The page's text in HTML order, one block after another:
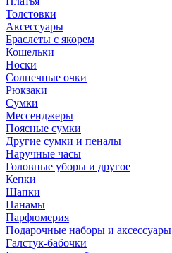
Толстовки
Аксессуары
Браслеты с якорем
Кошельки
Носки
Солнечные очки
Рюкзаки
Сумки
Мессенджеры
Поясные сумки
Другие сумки и пеналы
Наручные часы
Головные уборы и другое
Кепки
Шапки
Панамы
Парфюмерия
Подарочные наборы и аксессуары
Галстук-бабочки